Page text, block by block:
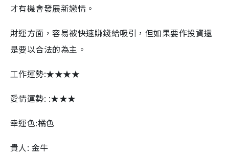
才有機會發展新戀情。
財運方面，容易被快速賺錢給吸引，但如果要作投資還
是要以合法的為主。
工作運勢:★★★★
愛情運勢: :★★★
幸運色:橘色
貴人: 金牛